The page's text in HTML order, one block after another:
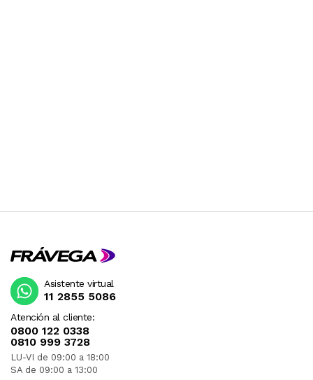
Atención al cliente:
0800 122 0338
0810 999 3728
LU-VI de 09:00 a 18:00
SA de 09:00 a 13:00
Asistente virtual
11 2855 5086